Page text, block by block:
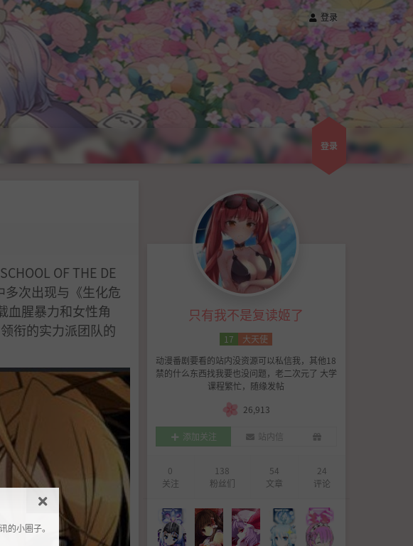
登录
登录
OF THE DE
次出现与《生化危
血腥暴力和女性角
衔的实力派团队的
只有我不是复读姬了
17
大天使
动漫番剧要看的站内没资源可以私信我，其他18
禁的什么东西找我要也没问题，老二次元了 大学
课程繁忙，随缘发帖
26,913
添加关注 站内信
0
关注
138
粉丝们
54
文章
24
评论
的小圈子。